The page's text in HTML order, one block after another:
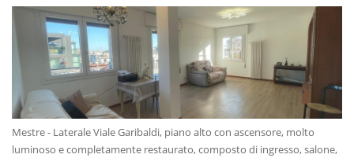
Mestre - Laterale Viale Garibaldi, piano alto con ascensore, molto
luminoso e completamente restaurato, composto di ingresso, salone,